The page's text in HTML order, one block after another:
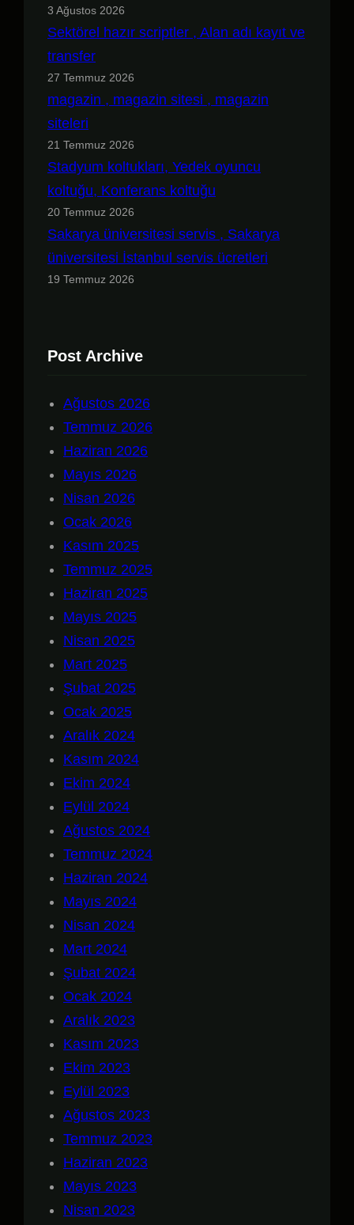
3 Ağustos 2026
Sektörel hazır scriptler , Alan adı kayıt ve
transfer
27 Temmuz 2026
magazin , magazin sitesi , magazin
siteleri
21 Temmuz 2026
Stadyum koltukları, Yedek oyuncu
koltuğu, Konferans koltuğu
20 Temmuz 2026
Sakarya üniversitesi servis , Sakarya
üniversitesi İstanbul servis ücretleri
19 Temmuz 2026
Post Archive
Ağustos 2026
Temmuz 2026
Haziran 2026
Mayıs 2026
Nisan 2026
Ocak 2026
Kasım 2025
Temmuz 2025
Haziran 2025
Mayıs 2025
Nisan 2025
Mart 2025
Şubat 2025
Ocak 2025
Aralık 2024
Kasım 2024
Ekim 2024
Eylül 2024
Ağustos 2024
Temmuz 2024
Haziran 2024
Mayıs 2024
Nisan 2024
Mart 2024
Şubat 2024
Ocak 2024
Aralık 2023
Kasım 2023
Ekim 2023
Eylül 2023
Ağustos 2023
Temmuz 2023
Haziran 2023
Mayıs 2023
Nisan 2023